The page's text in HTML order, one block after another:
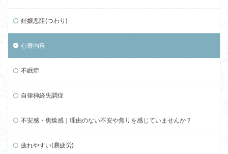
妊娠悪阻(つわり)
心療内科
不眠症
自律神経失調症
不安感・焦燥感｜理由のない不安や焦りを感じていませんか？
疲れやすい(易疲労)